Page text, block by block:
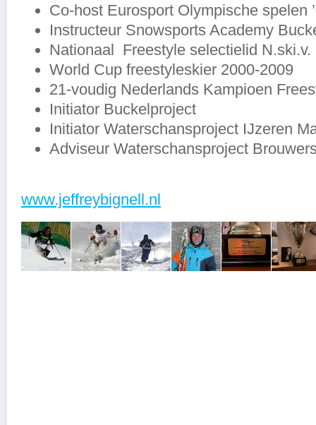
Co-host Eurosport Olympische spelen
Instructeur Snowsports Academy
Nationaal Freestyle selectielid N.ski.v.
World Cup freestyleskier 2000-2009
21-voudig Nederlands Kampioen
Initiator Buckelproject
Initiator Waterschansproject IJzeren
Adviseur Waterschansproject
www.jeffreybignell.nl